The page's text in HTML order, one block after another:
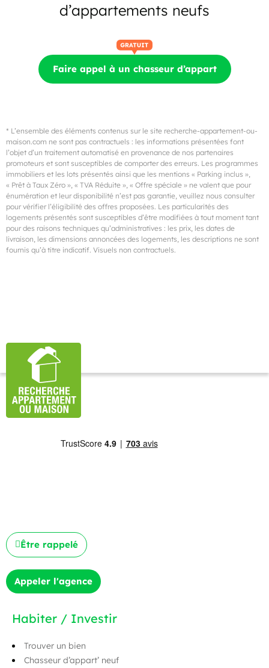
d’appartements neufs
Faire appel à un chasseur d’appart
* L’ensemble des éléments contenus sur le site recherche-appartement-ou-
maison.com ne sont pas contractuels : les informations présentées font
l’objet d’un traitement automatisé en provenance de nos partenaires
promoteurs et sont susceptibles de comporter des erreurs. Les programmes
immobiliers et les lots présentés ainsi que les mentions « Parking inclus »,
« Prêt à Taux Zéro », « TVA Réduite », « Offre spéciale » ne valent que pour
énumération et leur disponibilité n’est pas garantie, veuillez nous consulter
pour vérifier l’éligibilité des offres proposées. Les particularités des
logements présentés sont susceptibles d’être modifiées à tout moment tant
pour des raisons techniques qu’administratives : les prix, les dates de
livraison, les dimensions annoncées des logements, les descriptions ne sont
fournis qu’à titre indicatif. Visuels non contractuels.
Être rappelé
Appeler l'agence
Habiter / Investir
Trouver un bien
Chasseur d’appart’ neuf